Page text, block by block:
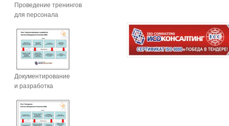
Проведение тренингов
для персонала
Документирование
и разработка